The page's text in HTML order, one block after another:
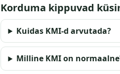
Korduma kippuvad
Kuidas KMI-d arvutada?
Milline KMI on